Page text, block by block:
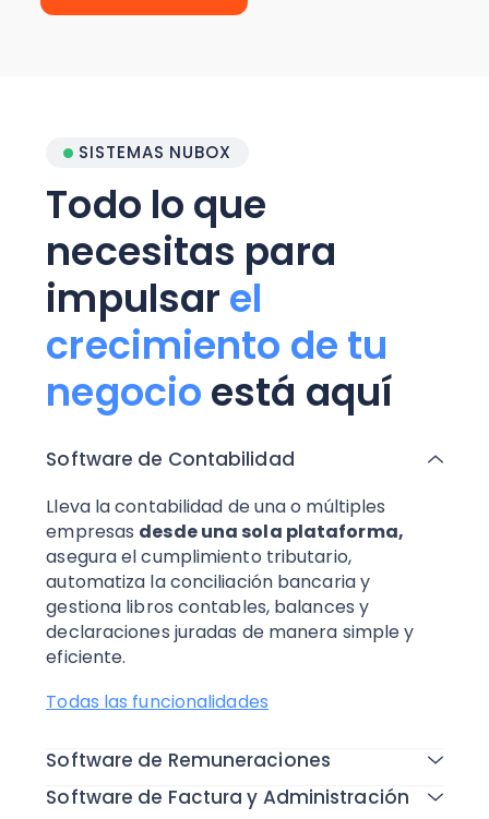
SISTEMAS NUBOX
Todo lo que
necesitas para
impulsar el
crecimiento de tu
negocio está aquí
Software de Contabilidad
Lleva la contabilidad de una o múltiples
empresas desde una sola plataforma,
asegura el cumplimiento tributario,
automatiza la conciliación bancaria y
gestiona libros contables, balances y
declaraciones juradas de manera simple y
eficiente.
Todas las funcionalidades
Software de Remuneraciones
Software de Factura y Administración